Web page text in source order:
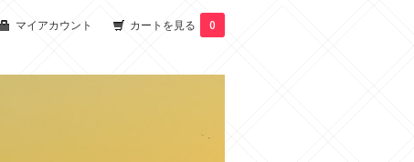
マイアカウント カートを見る 0